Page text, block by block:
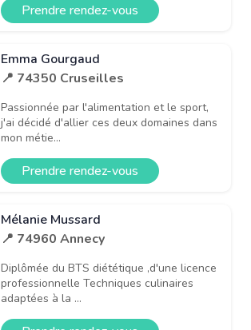
Prendre rendez-vous
Emma Gourgaud
📍 74350 Cruseilles
Passionnée par l'alimentation et le sport,
j'ai décidé d'allier ces deux domaines dans
mon métie...
Prendre rendez-vous
Mélanie Mussard
📍 74960 Annecy
Diplômée du BTS diététique ,d'une licence
professionnelle Techniques culinaires
adaptées à la ...